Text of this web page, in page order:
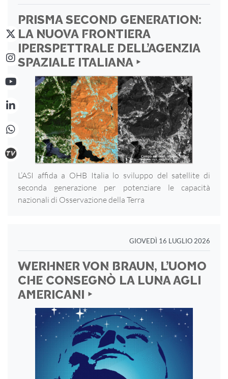
PRISMA SECOND GENERATION:
LA NUOVA FRONTIERA
IPERSPETTRALE DELL’AGENZIA
SPAZIALE ITALIANA ‣
L’ASI affida a OHB Italia lo sviluppo del satellite di
seconda generazione per potenziare le capacità
nazionali di Osservazione della Terra
GIOVEDÌ 16 LUGLIO 2026
WERHNER VON BRAUN, L’UOMO
CHE CONSEGNÒ LA LUNA AGLI
AMERICANI ‣